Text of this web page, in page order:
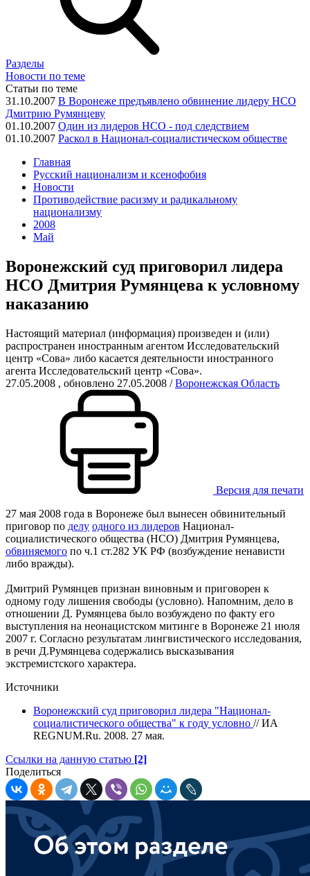
Разделы
Новости по теме
Статьи по теме
31.10.2007 В Воронеже предъявлено обвинение лидеру НСО
Дмитрию Румянцеву
01.10.2007 Один из лидеров НСО - под следствием
01.10.2007 Раскол в Национал-социалистическом обществе
Главная
Русский национализм и ксенофобия
Новости
Противодействие расизму и радикальному
национализму
2008
Май
Воронежский суд приговорил лидера
НСО Дмитрия Румянцева к условному
наказанию
Настоящий материал (информация) произведен и (или)
распространен иностранным агентом Исследовательский
центр «Сова» либо касается деятельности иностранного
агента Исследовательский центр «Сова».
27.05.2008 , обновлено 27.05.2008 /Воронежская Область
Версия для печати
27 мая 2008 года в Воронеже был вынесен обвинительный
приговор по делу одного из лидеров Национал-
социалистического общества (НСО) Дмитрия Румянцева,
обвиняемого по ч.1 ст.282 УК РФ (возбуждение ненависти
либо вражды).
Дмитрий Румянцев признан виновным и приговорен к
одному году лишения свободы (условно). Напомним, дело в
отношении Д. Румянцева было возбуждено по факту его
выступления на неонацистском митинге в Воронеже 21 июля
2007 г. Согласно результатам лингвистического исследования,
в речи Д.Румянцева содержались высказывания
экстремистского характера.
Источники
Воронежский суд приговорил лидера "Национал-
социалистического общества" к году условно // ИА
REGNUM.Ru. 2008. 27 мая.
Ссылки на данную статью [2]
Поделиться